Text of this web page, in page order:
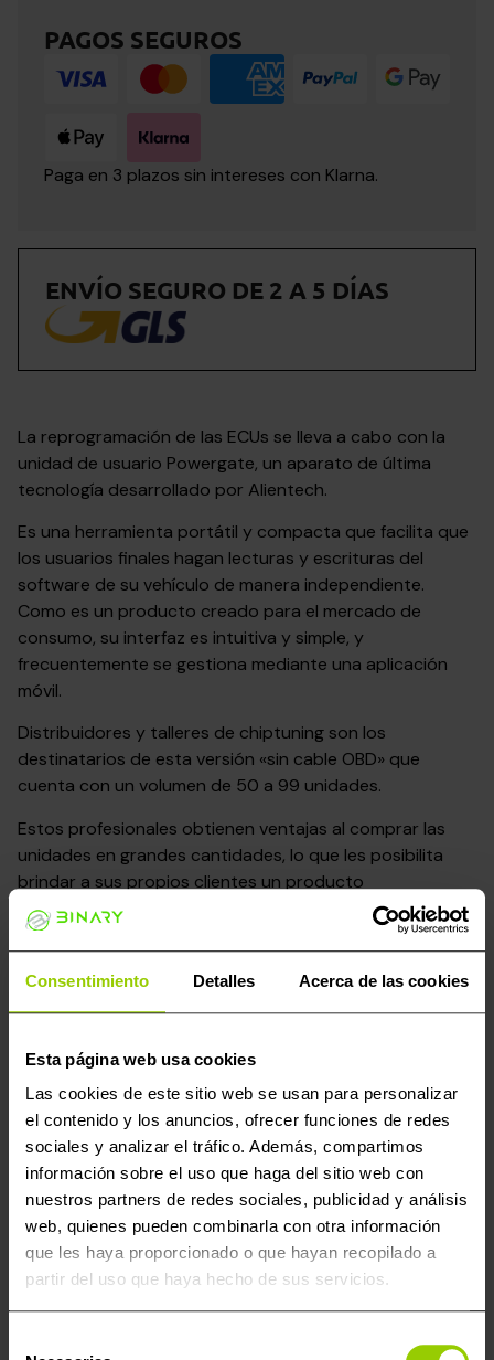
Consentimiento Detalles Acerca de las cookies
Esta página web usa cookies
Las cookies de este sitio web se usan para personalizar
el contenido y los anuncios, ofrecer funciones de redes
sociales y analizar el tráfico. Además, compartimos
información sobre el uso que haga del sitio web con
nuestros partners de redes sociales, publicidad y análisis
web, quienes pueden combinarla con otra información
que les haya proporcionado o que hayan recopilado a
partir del uso que haya hecho de sus servicios.
PAGOS SEGUROS
Paga en 3 plazos sin intereses con Klarna.
ENVÍO SEGURO DE 2 A 5 DÍAS
La reprogramación de las ECUs se lleva a cabo con la
unidad de usuario Powergate, un aparato de última
tecnología desarrollado por Alientech.
Es una herramienta portátil y compacta que facilita que
los usuarios finales hagan lecturas y escrituras del
software de su vehículo de manera independiente.
Como es un producto creado para el mercado de
consumo, su interfaz es intuitiva y simple, y
frecuentemente se gestiona mediante una aplicación
móvil.
Distribuidores y talleres de chiptuning son los
destinatarios de esta versión «sin cable OBD» que
cuenta con un volumen de 50 a 99 unidades.
Estos profesionales obtienen ventajas al comprar las
unidades en grandes cantidades, lo que les posibilita
brindar a sus propios clientes un producto
personalizado. Cada unidad Powergate es configurada
por el distribuidor o «tuner» con un archivo de software
particular para el automóvil del cliente y su propio logo.
El usuario final solo tiene que conectar el dispositivo al
puerto OBD de su automóvil y continuar las indicaciones
El Powergate es una solución ideal para el chiptuning
remoto, porque permite que el «tuner» no tenga que
estar presente físicamente en cada reprogramación.
Productos populares
¡Oferta!